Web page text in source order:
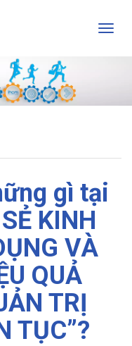
gì tại
KINH
VÀ
QUẢ
TRỊ
TỤC”?